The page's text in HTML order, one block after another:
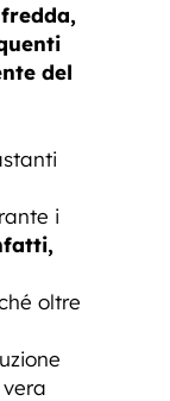
del
i
oltre